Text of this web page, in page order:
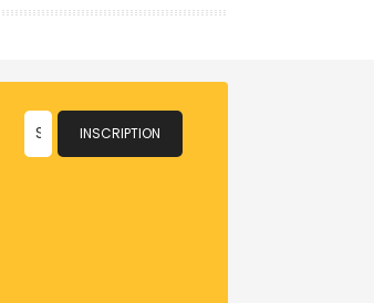
INSCRIPTION